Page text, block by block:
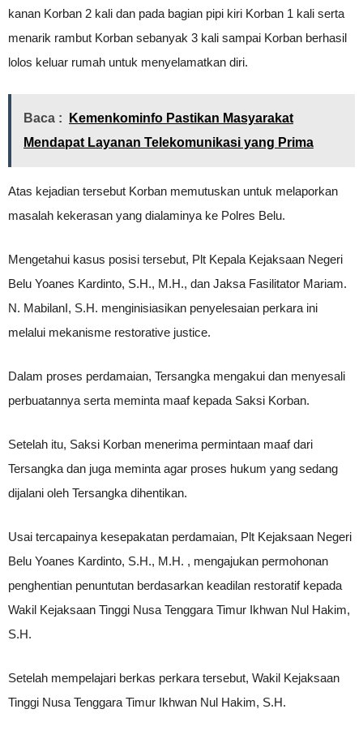
kanan Korban 2 kali dan pada bagian pipi kiri Korban 1 kali serta
menarik rambut Korban sebanyak 3 kali sampai Korban berhasil
lolos keluar rumah untuk menyelamatkan diri.
Baca :
Kemenkominfo Pastikan Masyarakat
Mendapat Layanan Telekomunikasi yang Prima
Atas kejadian tersebut Korban memutuskan untuk melaporkan
masalah kekerasan yang dialaminya ke Polres Belu.
Mengetahui kasus posisi tersebut, Plt Kepala Kejaksaan Negeri
Belu Yoanes Kardinto, S.H., M.H., dan Jaksa Fasilitator Mariam.
N. MabilanI, S.H. menginisiasikan penyelesaian perkara ini
melalui mekanisme restorative justice.
Dalam proses perdamaian, Tersangka mengakui dan menyesali
perbuatannya serta meminta maaf kepada Saksi Korban.
Setelah itu, Saksi Korban menerima permintaan maaf dari
Tersangka dan juga meminta agar proses hukum yang sedang
dijalani oleh Tersangka dihentikan.
Usai tercapainya kesepakatan perdamaian, Plt Kejaksaan Negeri
Belu Yoanes Kardinto, S.H., M.H. , mengajukan permohonan
penghentian penuntutan berdasarkan keadilan restoratif kepada
Wakil Kejaksaan Tinggi Nusa Tenggara Timur Ikhwan Nul Hakim,
S.H.
Setelah mempelajari berkas perkara tersebut, Wakil Kejaksaan
Tinggi Nusa Tenggara Timur Ikhwan Nul Hakim, S.H.